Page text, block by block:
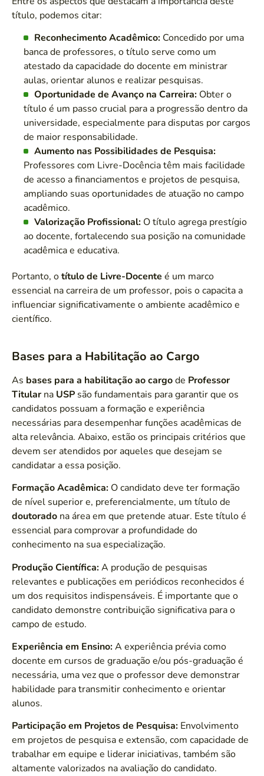
título, podemos citar:
Reconhecimento Acadêmico: Concedido por uma
banca de professores, o título serve como um
atestado da capacidade do docente em ministrar
aulas, orientar alunos e realizar pesquisas.
Oportunidade de Avanço na Carreira: Obter o
título é um passo crucial para a progressão dentro da
universidade, especialmente para disputas por cargos
de maior responsabilidade.
Aumento nas Possibilidades de Pesquisa:
Professores com Livre-Docência têm mais facilidade
de acesso a financiamentos e projetos de pesquisa,
ampliando suas oportunidades de atuação no campo
acadêmico.
Valorização Profissional: O título agrega prestígio
ao docente, fortalecendo sua posição na comunidade
acadêmica e educativa.
Portanto, otítulo de Livre-Docente é um marco
essencial na carreira de um professor, pois o capacita a
influenciar significativamente o ambiente acadêmico e
científico.
Bases para a Habilitação ao Cargo
As bases para a habilitação ao cargode Professor
Titularna USP são fundamentais para garantir que os
candidatos possuam a formação e experiência
necessárias para desempenhar funções acadêmicas de
alta relevância. Abaixo, estão os principais critérios que
devem ser atendidos por aqueles que desejam se
candidatar a essa posição.
Formação Acadêmica: O candidato deve ter formação
de nível superior e, preferencialmente, um título de
doutorado na área em que pretende atuar. Este título é
essencial para comprovar a profundidade do
conhecimento na sua especialização.
Produção Científica:A produção de pesquisas
relevantes e publicações em periódicos reconhecidos é
um dos requisitos indispensáveis. É importante que o
candidato demonstre contribuição significativa para o
campo de estudo.
Experiência em Ensino:A experiência prévia como
docente em cursos de graduação e/ou pós-graduação é
necessária, uma vez que o professor deve demonstrar
habilidade para transmitir conhecimento e orientar
alunos.
Participação em Projetos de Pesquisa: Envolvimento
em projetos de pesquisa e extensão, com capacidade de
trabalhar em equipe e liderar iniciativas, também são
altamente valorizados na avaliação do candidato.